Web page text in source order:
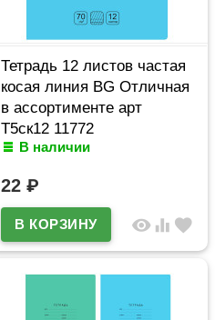
Тетрадь 12 листов частая
косая линия BG Отличная
в ассортименте арт
Т5ск12 11772
В наличии
22₽
visibility equalizer favorite